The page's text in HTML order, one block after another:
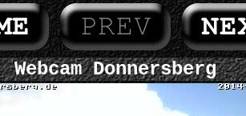
Webcam Donnersberg